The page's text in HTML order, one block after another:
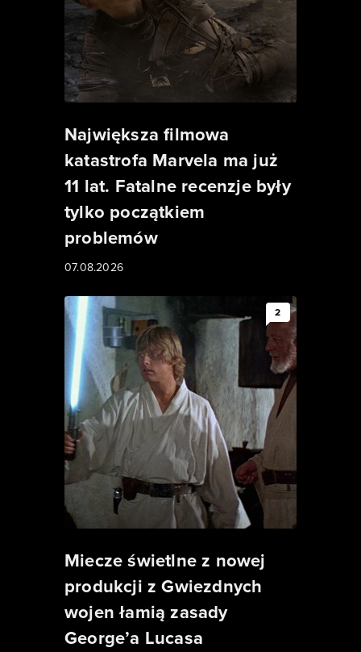
Największa filmowa
katastrofa Marvela ma już
11 lat. Fatalne recenzje były
tylko początkiem
problemów
07.08.2026
2
Miecze świetlne z nowej
produkcji z Gwiezdnych
wojen łamią zasady
George’a Lucasa